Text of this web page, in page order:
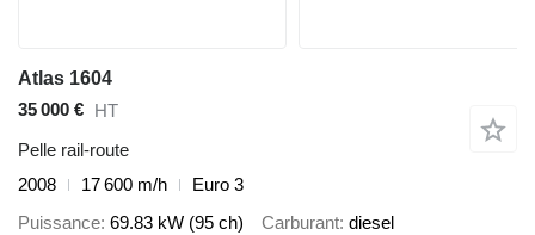
Atlas 1604
35 000 € HT
Pelle rail-route
2008
17 600 m/h
Euro 3
Puissance 69.83 kW (95 ch) Carburant diesel